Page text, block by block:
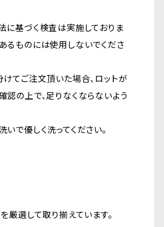
に基づく検査は実施しておりま
るものには使用しないでくださ
てご注文頂いた場合、ロットが
の上で、足りなくならないよう
で優しく洗ってください。
厳選して取り揃えています。